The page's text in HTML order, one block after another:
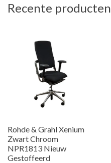
Recente producten
Rohde & Grahl Xenium
Zwart Chroom
NPR1813 Nieuw
Gestoffeerd